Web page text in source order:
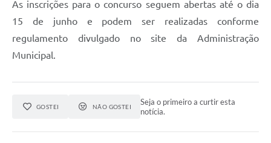
As inscrições para o concurso seguem abertas até o dia
15 de junho e podem ser realizadas conforme
regulamento divulgado no site da Administração
Municipal.
GOSTEI NÃO GOSTEI
Seja o primeiro a curtir esta
notícia.